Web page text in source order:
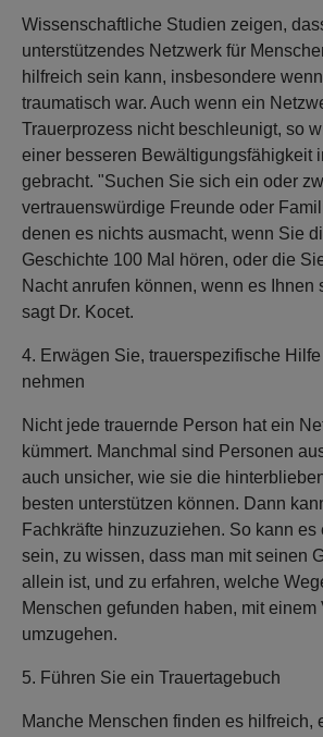
Wissenschaftliche Studien zeigen,
unterstützendes Netzwerk für
hilfreich sein kann, insbesondere
traumatisch war. Auch wenn ein
Trauerprozess nicht beschleunigt, so
einer besseren Bewältigungsfähigkeit
gebracht. "Suchen Sie sich ein oder
vertrauenswürdige Freunde oder
denen es nichts ausmacht, wenn Sie
Geschichte 100 Mal hören, oder die
Nacht anrufen können, wenn es Ihnen
sagt Dr. Kocet.
4. Erwägen Sie, trauerspezifische
nehmen
Nicht jede trauernde Person hat ein
kümmert. Manchmal sind Personen
auch unsicher, wie sie die
besten unterstützen können. Dann
Fachkräfte hinzuzuziehen. So kann
sein, zu wissen, dass man mit seinen
allein ist, und zu erfahren, welche
Menschen gefunden haben, mit einem
umzugehen.
5. Führen Sie ein Trauertagebuch
Manche Menschen finden es hilfreich,